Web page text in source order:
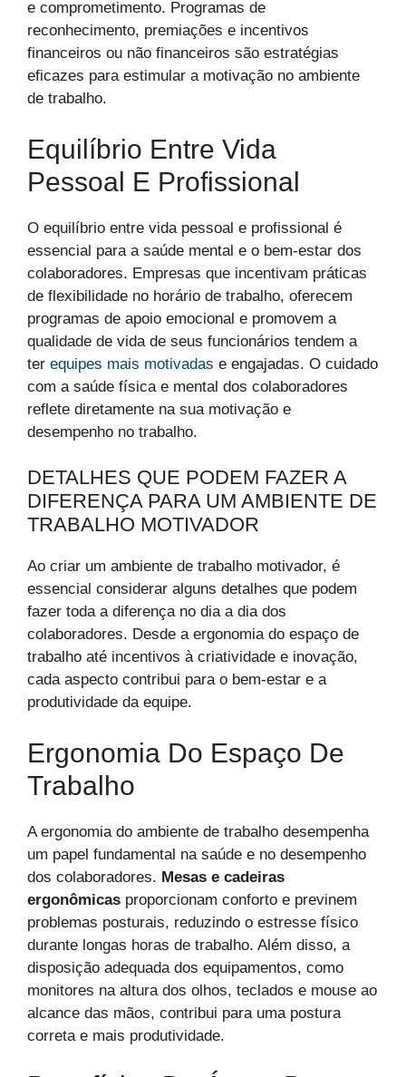
e comprometimento. Programas de
reconhecimento, premiações e incentivos
financeiros ou não financeiros são estratégias
eficazes para estimular a motivação no ambiente
de trabalho.
Equilíbrio Entre Vida
Pessoal E Profissional
O equilíbrio entre vida pessoal e profissional é
essencial para a saúde mental e o bem-estar dos
colaboradores. Empresas que incentivam práticas
de flexibilidade no horário de trabalho, oferecem
programas de apoio emocional e promovem a
qualidade de vida de seus funcionários tendem a
ter equipes mais motivadas e engajadas. O cuidado
com a saúde física e mental dos colaboradores
reflete diretamente na sua motivação e
desempenho no trabalho.
DETALHES QUE PODEM FAZER A
DIFERENÇA PARA UM AMBIENTE DE
TRABALHO MOTIVADOR
Ao criar um ambiente de trabalho motivador, é
essencial considerar alguns detalhes que podem
fazer toda a diferença no dia a dia dos
colaboradores. Desde a ergonomia do espaço de
trabalho até incentivos à criatividade e inovação,
cada aspecto contribui para o bem-estar e a
produtividade da equipe.
Ergonomia Do Espaço De
Trabalho
A ergonomia do ambiente de trabalho desempenha
um papel fundamental na saúde e no desempenho
dos colaboradores. Mesas e cadeiras
ergonômicas proporcionam conforto e previnem
problemas posturais, reduzindo o estresse físico
durante longas horas de trabalho. Além disso, a
disposição adequada dos equipamentos, como
monitores na altura dos olhos, teclados e mouse ao
alcance das mãos, contribui para uma postura
correta e mais produtividade.